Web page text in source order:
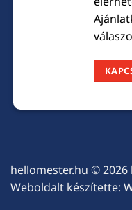
hellomester.hu © 2026 l
Weboldalt készítette: